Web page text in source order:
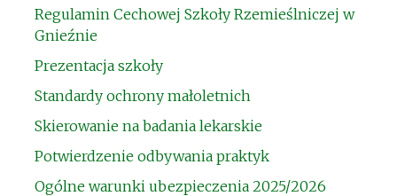
Regulamin Cechowej Szkoły Rzemieślniczej w
Gnieźnie
Prezentacja szkoły
Standardy ochrony małoletnich
Skierowanie na badania lekarskie
Potwierdzenie odbywania praktyk
Ogólne warunki ubezpieczenia 2025/2026